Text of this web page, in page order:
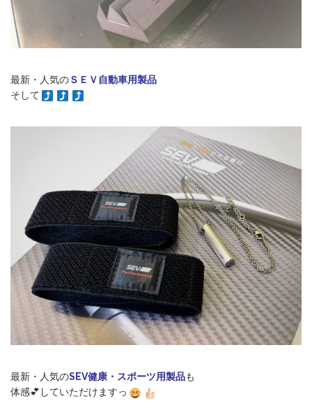
最新・人気のＳＥＶ自動車用製品
そして
最新・人気のSEV健康・スポーツ用製品も
体感💕していただけますっ